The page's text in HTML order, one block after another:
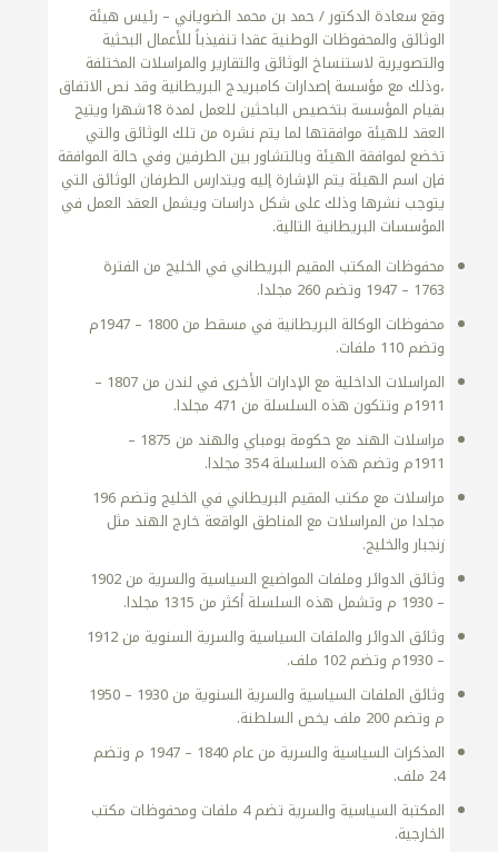
وقع سعادة الدكتور / حمد بن محمد الضوياني – رئيس هيئة
الوثائق والمحفوظات الوطنية عقدا تنفيذباً للأعمال البحثية
والتصويرية لاستنساخ الوثائق والتقارير والمراسلات المختلفة
،وذلك مع مؤسسة إصدارات كامبريدج البريطانية وقد نص الاتفاق
بقيام المؤسسة بتخصيص الباحثين للعمل لمدة 18شهرا ويتيح
العقد للهيئة موافقتها لما يتم نشره من تلك الوثائق والتي
تخضع لموافقة الهيئة وبالتشاور بين الطرفين وفي حالة الموافقة
فإن اسم الهيئة يتم الإشارة إليه ويتدارس الطرفان الوثائق التي
يتوجب نشرها وذلك على شكل دراسات ويشمل العقد العمل في
المؤسسات البريطانية التالية.
محفوظات المكتب المقيم البريطاني في الخليج من الفترة
1763 – 1947 وتضم 260 مجلدا.
محفوظات الوكالة البريطانية في مسقط من 1800 – 1947م
وتضم 110 ملفات.
المراسلات الداخلية مع الإدارات الأخرى في لندن من 1807 –
1911م وتتكون هذه السلسلة من 471 مجلدا.
مراسلات الهند مع حكومة بومباي والهند من 1875 –
1911م وتضم هذه السلسلة 354 مجلدا.
مراسلات مع مكتب المقيم البريطاني في الخليج وتضم 196
مجلدا من المراسلات مع المناطق الواقعة خارج الهند مثل
زنجبار والخليج.
وثائق الدوائر وملفات المواضيع السياسية والسرية من 1902
– 1930 م وتشمل هذه السلسلة أكثر من 1315 مجلدا.
وثائق الدوائر والملفات السياسية والسرية السنوية من 1912
– 1930م وتضم 102 ملف.
وثائق الملفات السياسية والسرية السنوية من 1930 – 1950
م وتضم 200 ملف يخص السلطنة.
المذكرات السياسية والسرية من عام 1840 – 1947 م وتضم
24 ملف.
المكتبة السياسية والسرية تضم 4 ملفات ومحفوظات مكتب
الخارجية.